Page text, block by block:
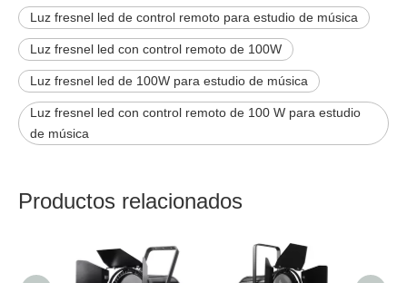
Luz fresnel led de control remoto para estudio de música
Luz fresnel led con control remoto de 100W
Luz fresnel led de 100W para estudio de música
Luz fresnel led con control remoto de 100 W para estudio
de música
Productos relacionados